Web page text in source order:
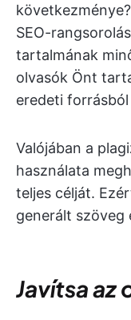
SEO-
tartalmának
olvasók Önt
eredeti
Valójában a
használata
teljes célját.
generált szöveg
Javítsa az